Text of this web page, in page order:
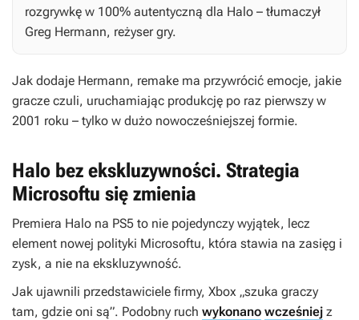
rozgrywkę w 100% autentyczną dla Halo – tłumaczył
Greg Hermann, reżyser gry.
Jak dodaje Hermann, remake ma przywrócić emocje, jakie
gracze czuli, uruchamiając produkcję po raz pierwszy w
2001 roku – tylko w dużo nowocześniejszej formie.
Halo bez ekskluzywności. Strategia
Microsoftu się zmienia
Premiera Halo na PS5 to nie pojedynczy wyjątek, lecz
element nowej polityki Microsoftu, która stawia na zasięg i
zysk, a nie na ekskluzywność.
Jak ujawnili przedstawiciele firmy, Xbox „szuka graczy
tam, gdzie oni są”. Podobny ruch wykonano wcześniej z